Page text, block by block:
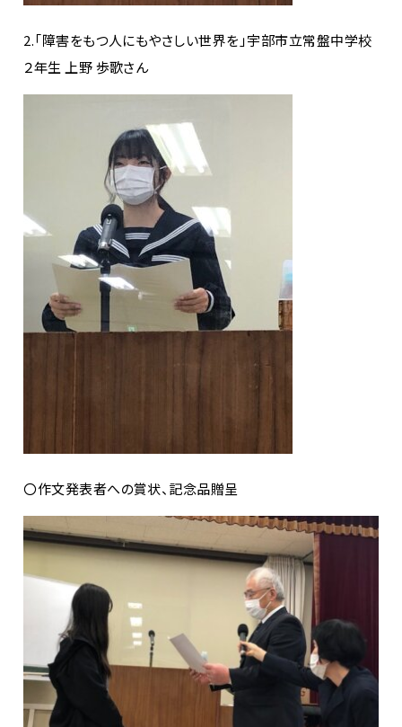
2.「障害をもつ人にもやさしい世界を」宇部市立常盤中学校
２年生 上野 歩歌さん
〇作文発表者への賞状、記念品贈呈